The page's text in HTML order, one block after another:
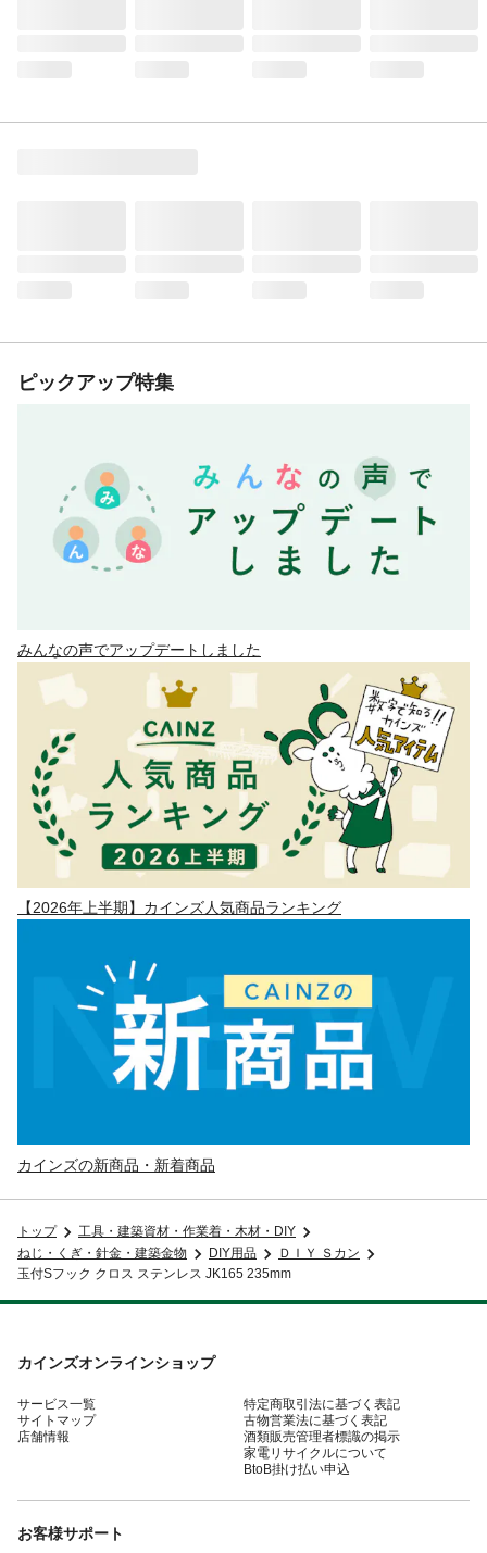
ピックアップ特集
みんなの声でアップデートしました
【2026年上半期】カインズ人気商品ランキング
カインズの新商品・新着商品
トップ
工具・建築資材・作業着・木材・DIY
ねじ・くぎ・針金・建築金物
DIY用品
ＤＩＹ Ｓカン
玉付Sフック クロス ステンレス JK165 235mm
カインズオンラインショップ
サービス一覧
サイトマップ
店舗情報
特定商取引法に基づく表記
古物営業法に基づく表記
酒類販売管理者標識の掲示
家電リサイクルについて
BtoB掛け払い申込
お客様サポート